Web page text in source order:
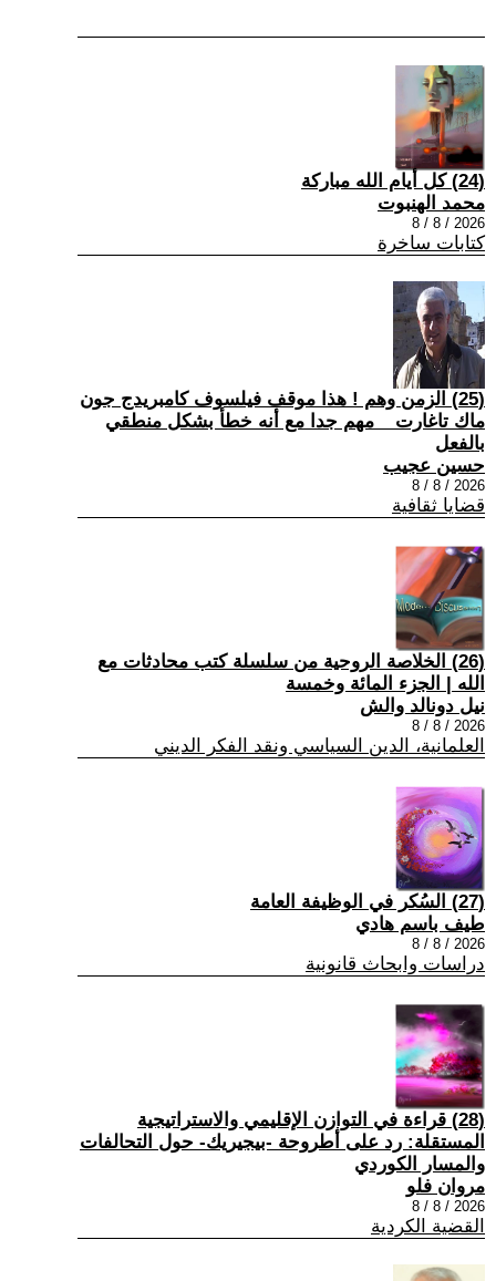
(24) كل أيام الله مباركة
محمد الهنبوت
2026 / 8 / 8
كتابات ساخرة
(25) الزمن وهم ! هذا موقف فيلسوف كامبريدج جون
ماك تاغارت _ مهم جدا مع أنه خطأ بشكل منطقي
بالفعل
حسين عجيب
2026 / 8 / 8
قضايا ثقافية
(26) الخلاصة الروحية من سلسلة كتب محادثات مع
الله | الجزء المائة وخمسة
نيل دونالد والش
2026 / 8 / 8
العلمانية، الدين السياسي ونقد الفكر الديني
(27) السُكر في الوظيفة العامة
طيف باسم هادي
2026 / 8 / 8
دراسات وابحاث قانونية
(28) قراءة في التوازن الإقليمي والاستراتيجية
المستقلة: رد على أطروحة -بيجيريك- حول التحالفات
والمسار الكوردي
مروان فلو
2026 / 8 / 8
القضية الكردية